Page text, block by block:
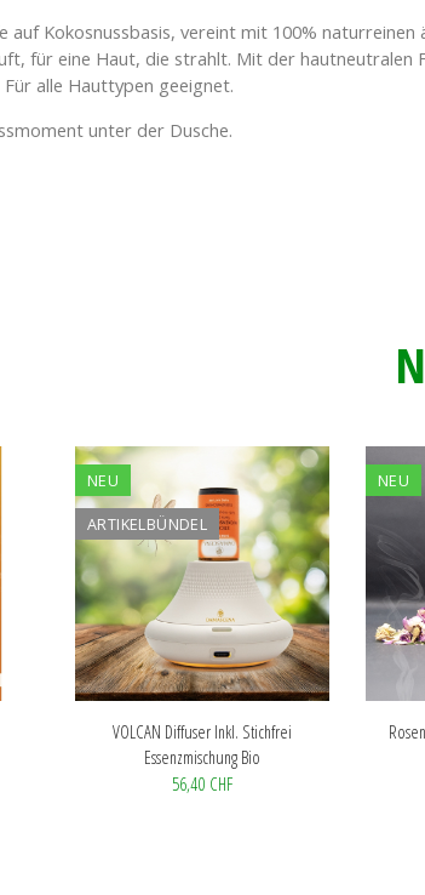
auf Kokosnussbasis, vereint mit 100%
für eine Haut, die strahlt. Mit der
alle Hauttypen geeignet.
unter der Dusche.
NEU
ARTIKELBÜNDEL
VOLCAN Diffuser Inkl. Stichfrei
Essenzmischung Bio
56,40 CHF
NEU